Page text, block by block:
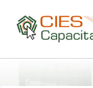
contenido